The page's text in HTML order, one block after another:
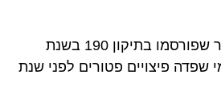
ישנן גם הוראות מעבר שפורסמו בתיקון 190 בשנת
למי שפדה פיצויים פטורים לפני שנת